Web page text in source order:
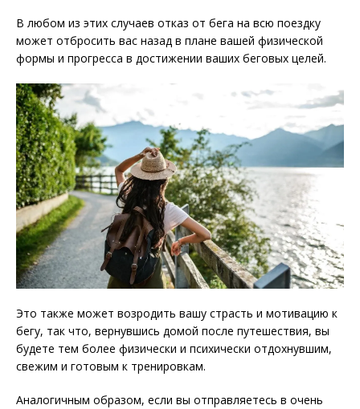
В любом из этих случаев отказ от бега на всю поездку
может отбросить вас назад в плане вашей физической
формы и прогресса в достижении ваших беговых целей.
Это также может возродить вашу страсть и мотивацию к
бегу, так что, вернувшись домой после путешествия, вы
будете тем более физически и психически отдохнувшим,
свежим и готовым к тренировкам.
Аналогичным образом, если вы отправляетесь в очень